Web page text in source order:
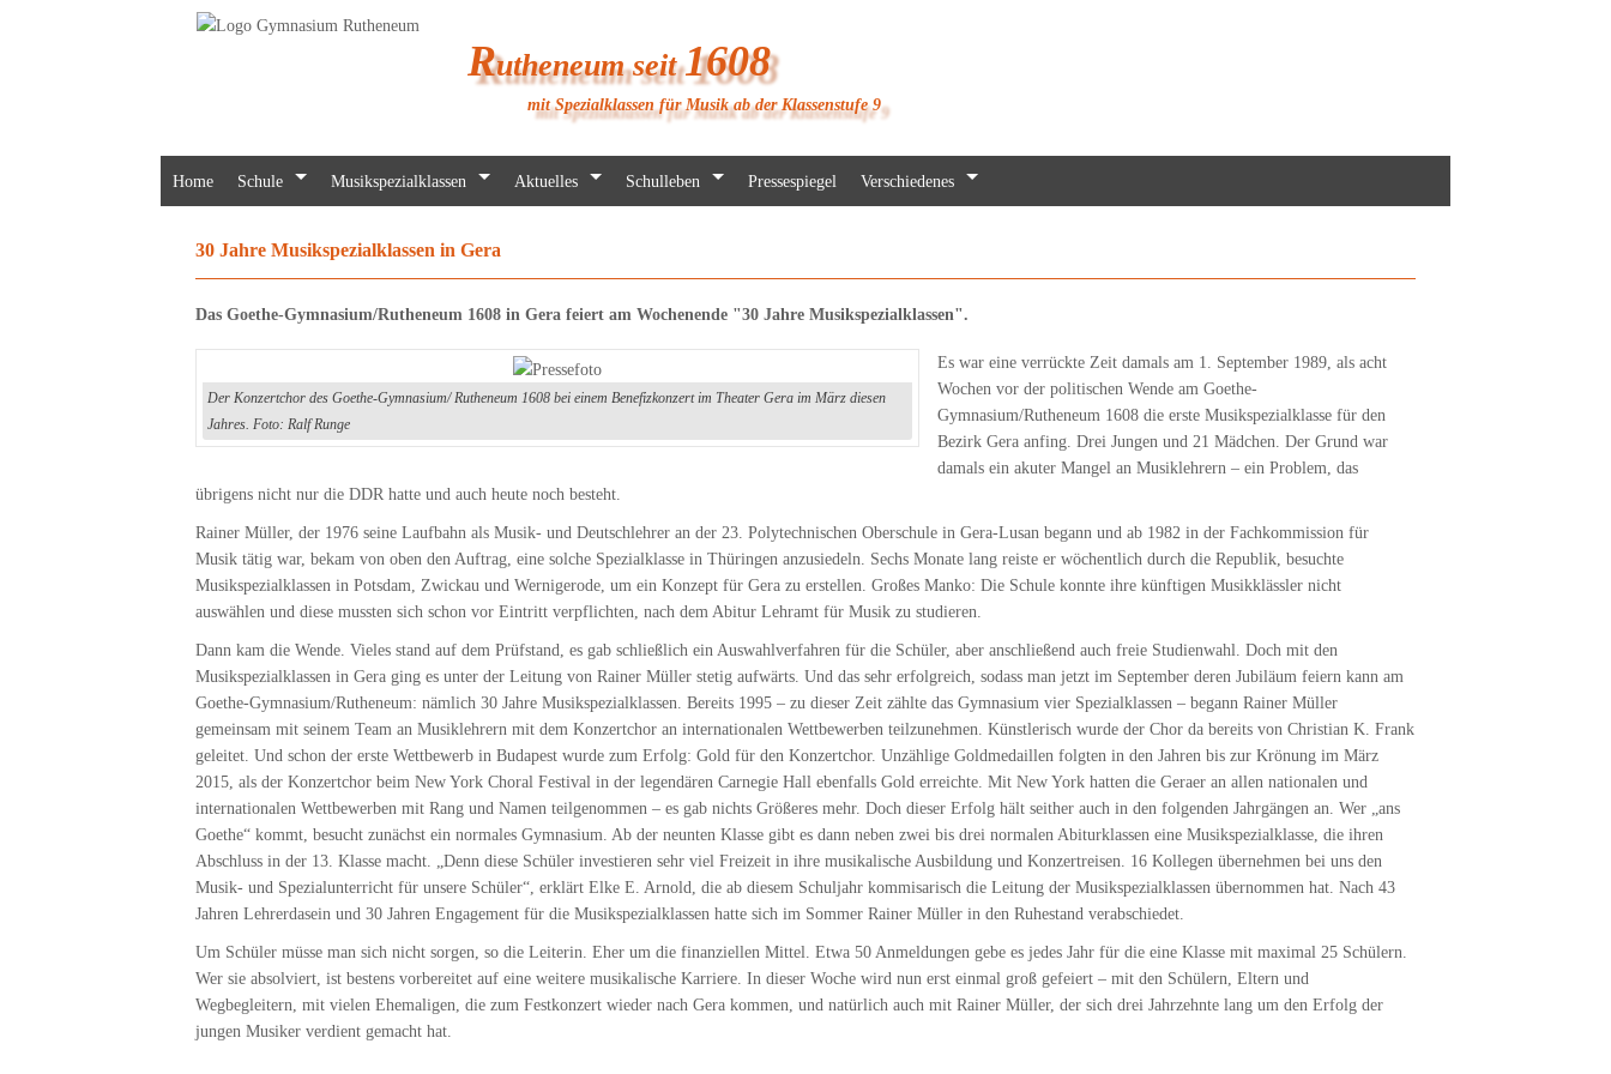
Rutheneum seit1608
mit Spezialklassen für Musik ab der Klassenstufe 9
Home Schule Musikspezialklassen Aktuelles Schulleben Pressespiegel Verschiedenes
30 Jahre Musikspezialklassen in Gera
Das Goethe-Gymnasium/Rutheneum 1608 in Gera feiert am Wochenende "30 Jahre Musikspezialklassen".
Der Konzertchor des Goethe-Gymnasium/ Rutheneum 1608 bei einem Benefizkonzert im Theater Gera im März diesen
Jahres. Foto: Ralf Runge
Es war eine verrückte Zeit damals am 1. September 1989, als acht
Wochen vor der politischen Wende am Goethe-
Gymnasium/Rutheneum 1608 die erste Musikspezialklasse für den
Bezirk Gera anfing. Drei Jungen und 21 Mädchen. Der Grund war
damals ein akuter Mangel an Musiklehrern – ein Problem, das
übrigens nicht nur die DDR hatte und auch heute noch besteht.
Rainer Müller, der 1976 seine Laufbahn als Musik- und Deutschlehrer an der 23. Polytechnischen Oberschule in Gera-Lusan begann und ab 1982 in der Fachkommission für
Musik tätig war, bekam von oben den Auftrag, eine solche Spezialklasse in Thüringen anzusiedeln. Sechs Monate lang reiste er wöchentlich durch die Republik, besuchte
Musikspezialklassen in Potsdam, Zwickau und Wernigerode, um ein Konzept für Gera zu erstellen. Großes Manko: Die Schule konnte ihre künftigen Musikklässler nicht
auswählen und diese mussten sich schon vor Eintritt verpflichten, nach dem Abitur Lehramt für Musik zu studieren.
Dann kam die Wende. Vieles stand auf dem Prüfstand, es gab schließlich ein Auswahlverfahren für die Schüler, aber anschließend auch freie Studienwahl. Doch mit den
Musikspezialklassen in Gera ging es unter der Leitung von Rainer Müller stetig aufwärts. Und das sehr erfolgreich, sodass man jetzt im September deren Jubiläum feiern kann am
Goethe-Gymnasium/Rutheneum: nämlich 30 Jahre Musikspezialklassen. Bereits 1995 – zu dieser Zeit zählte das Gymnasium vier Spezialklassen – begann Rainer Müller
gemeinsam mit seinem Team an Musiklehrern mit dem Konzertchor an internationalen Wettbewerben teilzunehmen. Künstlerisch wurde der Chor da bereits von Christian K. Frank
geleitet. Und schon der erste Wettbewerb in Budapest wurde zum Erfolg: Gold für den Konzertchor. Unzählige Goldmedaillen folgten in den Jahren bis zur Krönung im März
2015, als der Konzertchor beim New York Choral Festival in der legendären Carnegie Hall ebenfalls Gold erreichte. Mit New York hatten die Geraer an allen nationalen und
internationalen Wettbewerben mit Rang und Namen teilgenommen – es gab nichts Größeres mehr. Doch dieser Erfolg hält seither auch in den folgenden Jahrgängen an. Wer „ans
Goethe“ kommt, besucht zunächst ein normales Gymnasium. Ab der neunten Klasse gibt es dann neben zwei bis drei normalen Abiturklassen eine Musikspezialklasse, die ihren
Abschluss in der 13. Klasse macht. „Denn diese Schüler investieren sehr viel Freizeit in ihre musikalische Ausbildung und Konzertreisen. 16 Kollegen übernehmen bei uns den
Musik- und Spezialunterricht für unsere Schüler“, erklärt Elke E. Arnold, die ab diesem Schuljahr kommisarisch die Leitung der Musikspezialklassen übernommen hat. Nach 43
Jahren Lehrerdasein und 30 Jahren Engagement für die Musikspezialklassen hatte sich im Sommer Rainer Müller in den Ruhestand verabschiedet.
Um Schüler müsse man sich nicht sorgen, so die Leiterin. Eher um die finanziellen Mittel. Etwa 50 Anmeldungen gebe es jedes Jahr für die eine Klasse mit maximal 25 Schülern.
Wer sie absolviert, ist bestens vorbereitet auf eine weitere musikalische Karriere. In dieser Woche wird nun erst einmal groß gefeiert – mit den Schülern, Eltern und
Wegbegleitern, mit vielen Ehemaligen, die zum Festkonzert wieder nach Gera kommen, und natürlich auch mit Rainer Müller, der sich drei Jahrzehnte lang um den Erfolg der
jungen Musiker verdient gemacht hat.